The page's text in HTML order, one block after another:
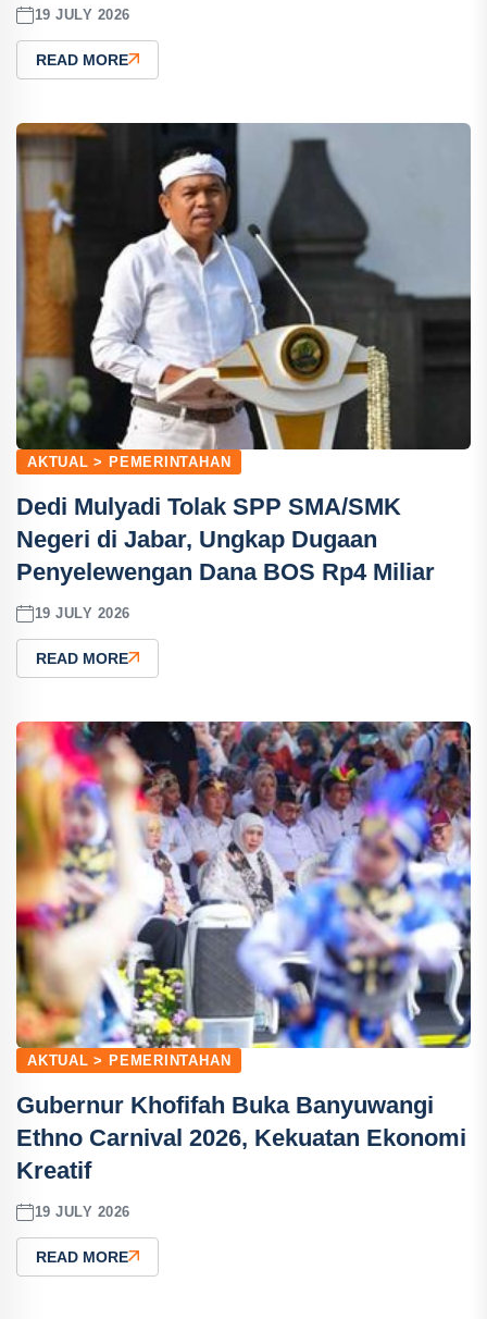
19 JULY 2026
READ MORE
AKTUAL > PEMERINTAHAN
Dedi Mulyadi Tolak SPP SMA/SMK
Negeri di Jabar, Ungkap Dugaan
Penyelewengan Dana BOS Rp4 Miliar
19 JULY 2026
READ MORE
AKTUAL > PEMERINTAHAN
Gubernur Khofifah Buka Banyuwangi
Ethno Carnival 2026, Kekuatan Ekonomi
Kreatif
19 JULY 2026
READ MORE